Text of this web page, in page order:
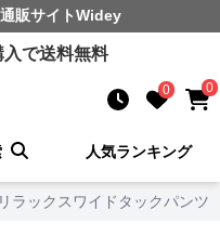
販サイトWidey
で送料無料
0 0
人気ランキング
リラックスワイドタックパンツ